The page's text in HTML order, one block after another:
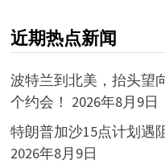
近期热点新闻
波特兰到北美，抬头望
个约会！ 2026年8月9日
特朗普加沙15点计划遇
2026年8月9日